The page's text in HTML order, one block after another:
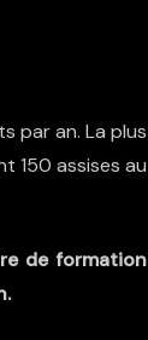
par an. La plus
150 assises au
de formation